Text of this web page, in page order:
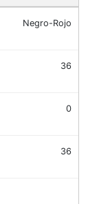
Negro-Rojo
36
0
36